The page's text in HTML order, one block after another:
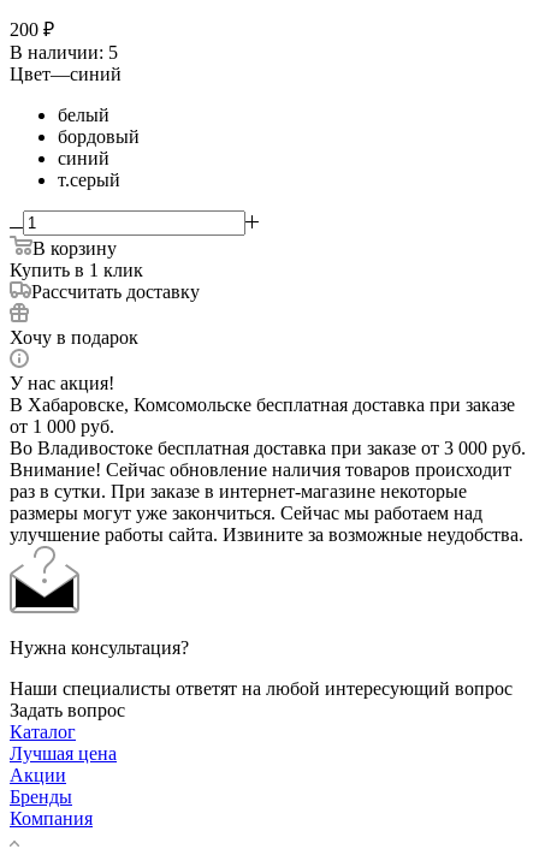
200 ₽
В наличии: 5
Цвет—синий
белый
бордовый
синий
т.серый
В корзину
Купить в 1 клик
Рассчитать доставку
Хочу в подарок
У нас акция!
В Хабаровске, Комсомольске бесплатная доставка при заказе
от 1 000 руб.
Во Владивостоке бесплатная доставка при заказе от 3 000 руб.
Внимание! Сейчас обновление наличия товаров происходит
раз в сутки. При заказе в интернет-магазине некоторые
размеры могут уже закончиться. Сейчас мы работаем над
улучшение работы сайта. Извините за возможные неудобства.
Нужна консультация?
Наши специалисты ответят на любой интересующий вопрос
Задать вопрос
Каталог
Лучшая цена
Акции
Бренды
Компания